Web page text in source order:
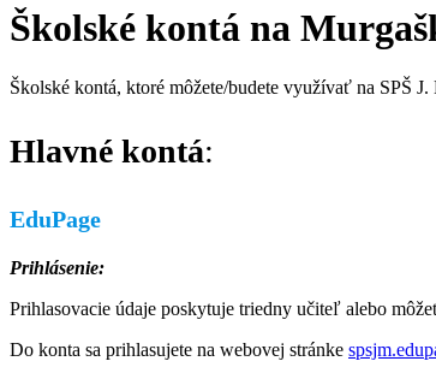
Školské kontá na
Školské kontá, ktoré môžete/budete využívať na SPŠ J.
Hlavné kontá:
EduPage
Prihlásenie:
Prihlasovacie údaje poskytuje triedny učiteľ alebo
Do konta sa prihlasujete na webovej stránke